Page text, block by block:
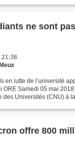
ne sont
21:36
en lutte de l’université
ORE Samedi 05 mai
des Universités (CNU) à
offre 800